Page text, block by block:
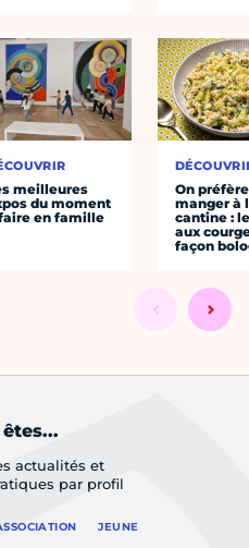
meilleures
du moment
en famille
On préfère
manger à
cantine :
aux
façon
actualités et
par profil
JEUNE